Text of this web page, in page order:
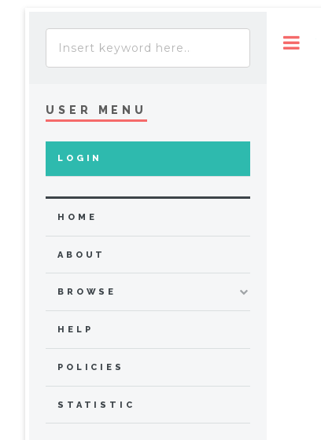
USER MENU
LOGIN
HOME
ABOUT
BROWSE
HELP
POLICIES
STATISTIC